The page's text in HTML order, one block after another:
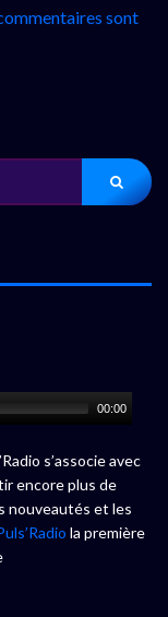
sont
00:00
s’associe avec
encore plus de
nouveautés et les
la première